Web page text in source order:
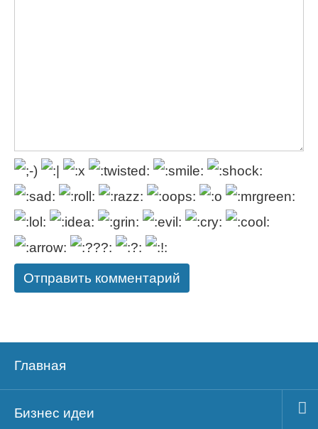
Главная
Бизнес идеи